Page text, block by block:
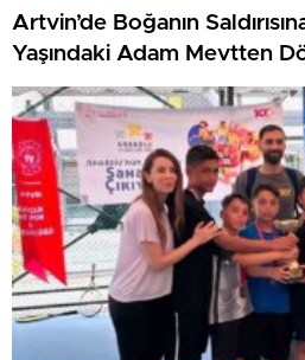
Artvin’de Boğanın
Yaşındaki Adam Mevtten